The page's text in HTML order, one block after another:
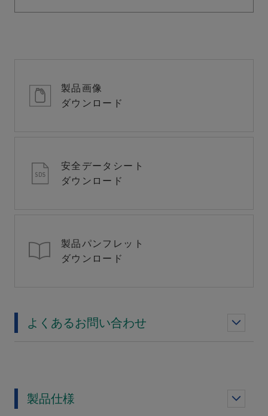
製品画像
ダウンロード
安全データシート
ダウンロード
製品パンフレット
ダウンロード
よくあるお問い合わせ
製品仕様